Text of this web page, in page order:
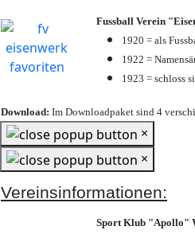
Fussball Verein
1920 = als
1922 =
1923 = schloss
Download: Im Downloadpaket sind 4
×
×
Vereinsinformationen:
Sport Klub "Apollo"